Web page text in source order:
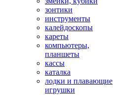
зонтики
инструменты
калейдоскопы
кареты
компьютеры,
планшеты
кассы
каталка
лодки и плавающие
игрушки